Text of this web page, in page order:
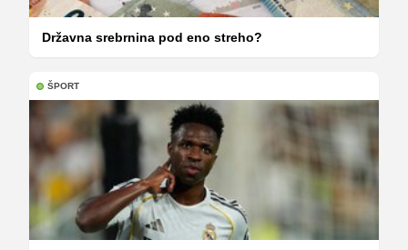
Državna srebrnina pod eno streho?
ŠPORT